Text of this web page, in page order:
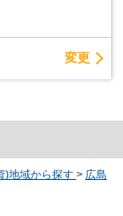
変更
)地域から探す > 広島